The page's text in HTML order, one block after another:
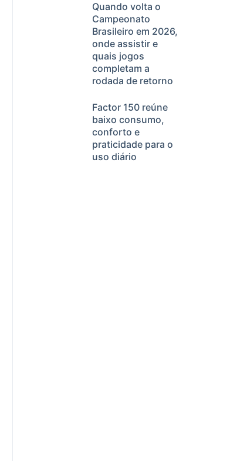
Quando volta o
Campeonato
Brasileiro em 2026,
onde assistir e
quais jogos
completam a
rodada de retorno
Factor 150 reúne
baixo consumo,
conforto e
praticidade para o
uso diário